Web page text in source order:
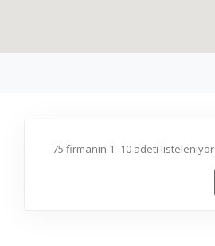
75 firmanın 1–10 adeti listeleniyor